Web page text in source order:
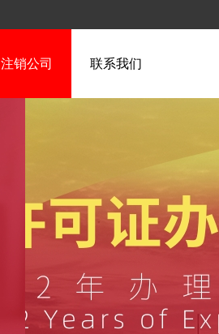
注销公司 联系我们